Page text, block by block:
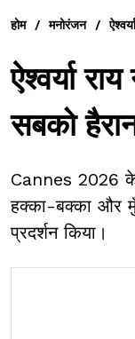
होम / मनोरंजन /
ऐश्वर्या
सबको
Cannes 2026 के
हक्का-बक्का और
प्रदर्शन किया।